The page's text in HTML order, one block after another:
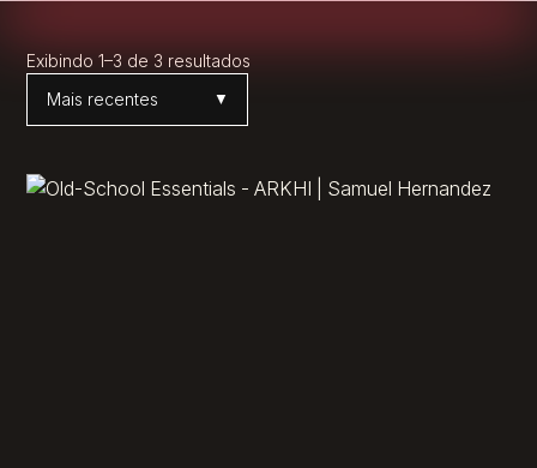
Exibindo 1–3 de 3 resultados
Ordenar por